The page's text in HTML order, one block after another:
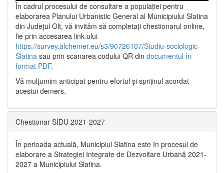
În cadrul procesului de consultare a populaţiei pentru
elaborarea Planului Urbanistic General al Municipiului Slatina
din Județul Olt, vă invităm să completați chestionarul online,
fie prin accesarea link-ului
https://survey.alchemer.eu/s3/90726107/Studiu-sociologic-
Slatina sau prin scanarea codului QR din documentul în
format PDF.
Vă mulţumim anticipat pentru efortul şi sprijinul acordat
acestui demers.
Chestionar SIDU 2021-2027
În perioada actuală, Municipiul Slatina este în procesul de
elaborare a Strategiei Integrate de Dezvoltare Urbană 2021‐
2027 a Municipiului Slatina.